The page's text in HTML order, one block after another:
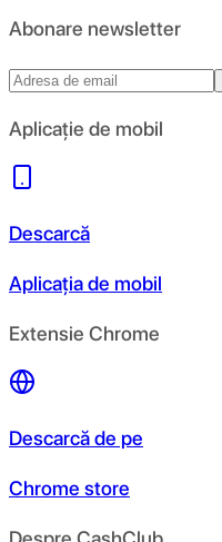
Abonare newsletter
Aplicație de mobil
Descarcă
Aplicația de mobil
Extensie Chrome
Descarcă de pe
Chrome store